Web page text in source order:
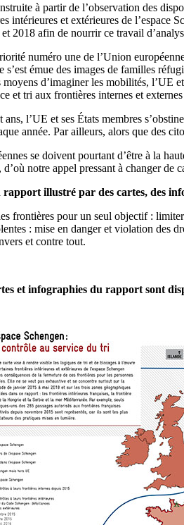
à partir de l’observation des
intérieures et extérieures de l’espace
2018 afin de nourrir ce travail
numéro une de l’Union
s’est émue des images de familles
moyens d’imaginer les mobilités, l’UE
et tri aux frontières internes et externes
l’UE et ses États membres
année. Par ailleurs, alors que des
se doivent pourtant d’être à la
d’où notre appel pressant à changer de
rapport illustré par des cartes, des
frontières pour un seul objectif :
: mise en danger et violation des
et contre tout.
et infographies du rapport sont